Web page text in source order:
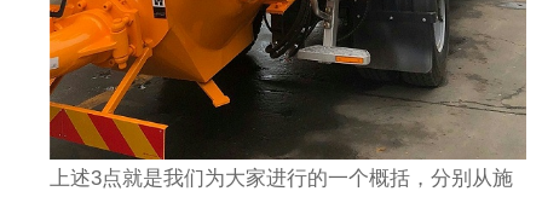
上述3点就是我们为大家进行的一个概括，分别从施